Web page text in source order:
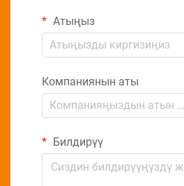
Атыңыз
Компаниянын аты
Билдирүү